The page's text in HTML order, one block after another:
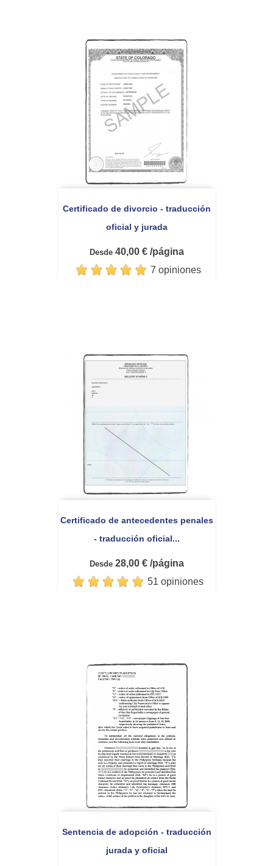
Certificado de divorcio - traducción
oficial y jurada
Desde40,00 € /página
7 opiniones
Certificado de antecedentes penales
- traducción oficial...
Desde28,00 € /página
51 opiniones
Sentencia de adopción - traducción
jurada y oficial